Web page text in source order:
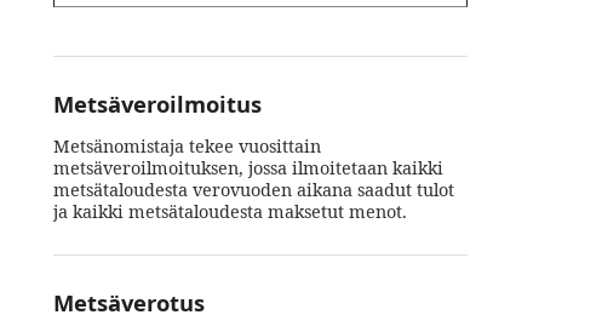
Metsäveroilmoitus
Metsänomistaja tekee vuosittain
metsäveroilmoituksen, jossa ilmoitetaan kaikki
metsätaloudesta verovuoden aikana saadut tulot
ja kaikki metsätaloudesta maksetut menot. ​
Metsäverotus